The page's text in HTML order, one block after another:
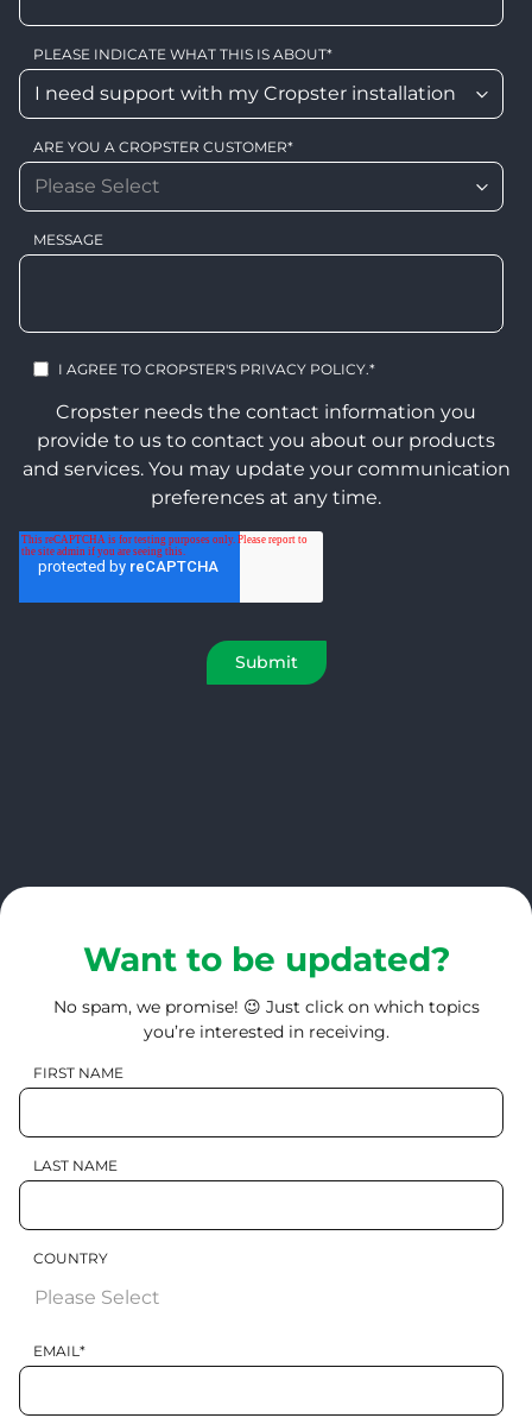
PLEASE INDICATE WHAT THIS IS ABOUT*
ARE YOU A CROPSTER CUSTOMER*
MESSAGE
I AGREE TO CROPSTER'S PRIVACY POLICY.*
Cropster needs the contact information you
provide to us to contact you about our products
and services. You may update your communication
preferences at any time.
Want to be updated?
No spam, we promise! 😉 Just click on which topics
you’re interested in receiving.
FIRST NAME
LAST NAME
COUNTRY
EMAIL *